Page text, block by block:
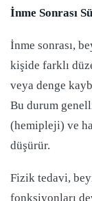
İnme Sonrası
İnme sonrası,
kişide farklı
veya denge
Bu durum
(hemipleji) ve
düşürür.
Fizik tedavi,
fonksiyonları